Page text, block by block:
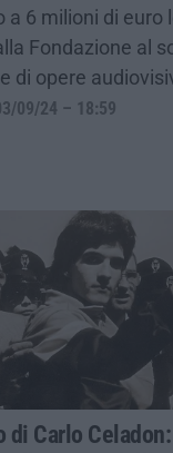
a 6 milioni di euro
Fondazione al
di opere
09/24 – 18:59
di Carlo